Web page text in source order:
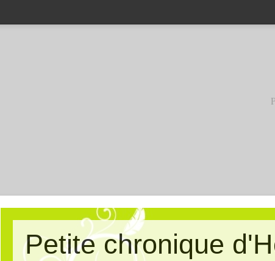
Petite chronique